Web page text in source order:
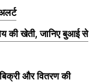
की खेती, जानिए बुआई से
और वितरण की